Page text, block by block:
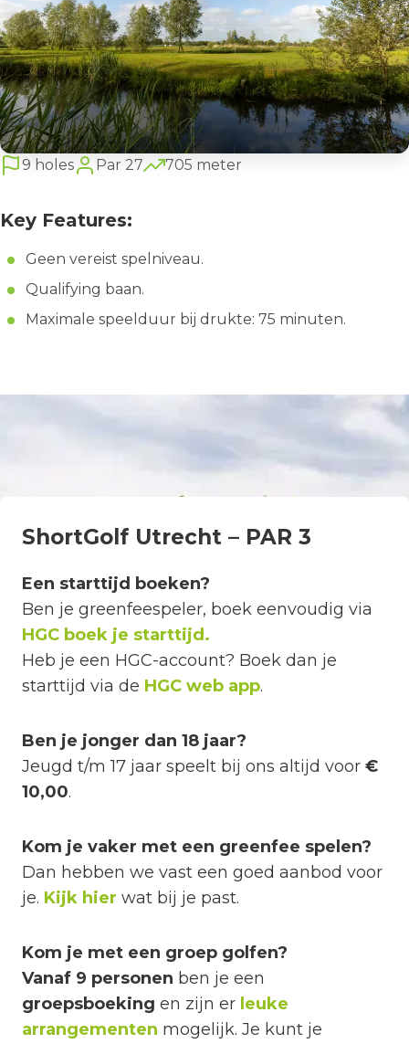
9 holes Par 27 705 meter
Key Features:
Geen vereist spelniveau.
Qualifying baan.
Maximale speelduur bij drukte: 75 minuten.
ShortGolf Utrecht – PAR 3
Een starttijd boeken?
Ben je greenfeespeler, boek eenvoudig via
HGC boek je starttijd.
Heb je een HGC-account? Boek dan je
starttijd via de HGC web app.
Ben je jonger dan 18 jaar?
Jeugd t/m 17 jaar speelt bij ons altijd voor €
10,00.
Kom je vaker met een greenfee spelen?
Dan hebben we vast een goed aanbod voor
je. Kijk hier wat bij je past.
Kom je met een groep golfen?
Vanaf 9 personen ben je een
groepsboeking en zijn er leuke
arrangementen mogelijk. Je kunt je